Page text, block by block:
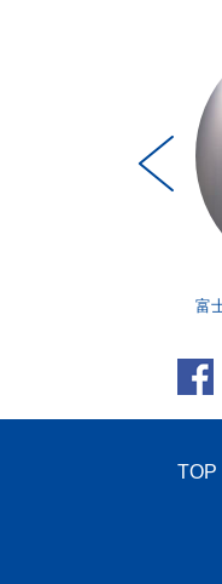
富
TOP